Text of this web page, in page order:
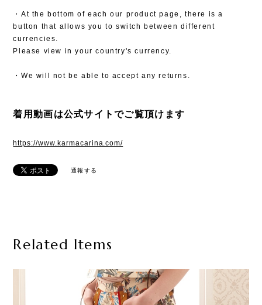
・At the bottom of each our product page, there is a
button that allows you to switch between different
currencies.
Please view in your country's currency.
・We will not be able to accept any returns.
着用動画は公式サイトでご覧頂けます
https://www.karmacarina.com/
通報する
Related Items